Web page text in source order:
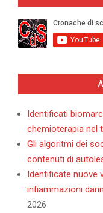
Identificati
chemioterapia nel
Gli algoritmi dei
contenuti di
Identificate nuove
infiammazioni
2026